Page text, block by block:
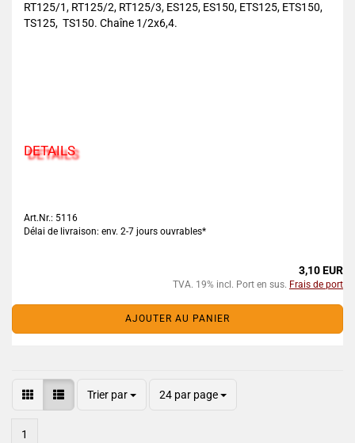
RT125/1, RT125/2, RT125/3, ES125, ES150, ETS125, ETS150,
TS125, TS150. Chaîne 1/2x6,4.
DETAILS
Art.Nr.: 5116
Délai de livraison: env. 2-7 jours ouvrables*
3,10 EUR
TVA. 19% incl. Port en sus. Frais de port
AJOUTER AU PANIER
Trier par 24 par page
1